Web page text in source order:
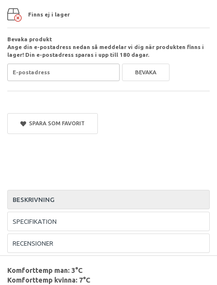
Finns ej i lager
Bevaka produkt
Ange din e-postadress nedan så meddelar vi dig när produkten finns i
lager! Din e-postadress sparas i upp till 180 dagar.
BEVAKA
SPARA SOM FAVORIT
BESKRIVNING
SPECIFIKATION
RECENSIONER
Komforttemp man: 3°C
Komforttemp kvinna: 7°C